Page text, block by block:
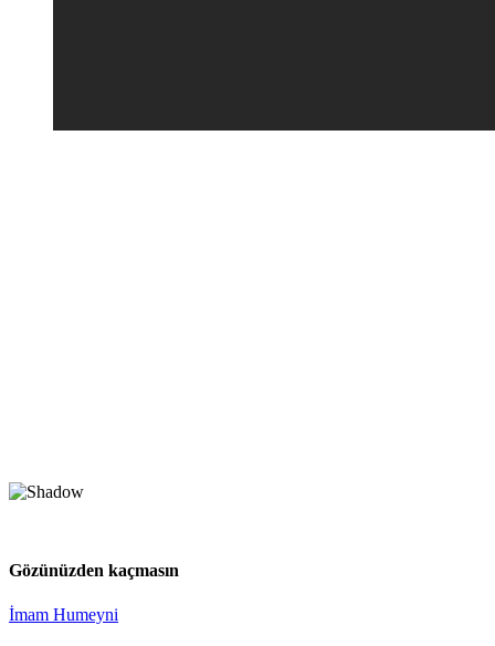
Gözünüzden kaçmasın
İmam Humeyni